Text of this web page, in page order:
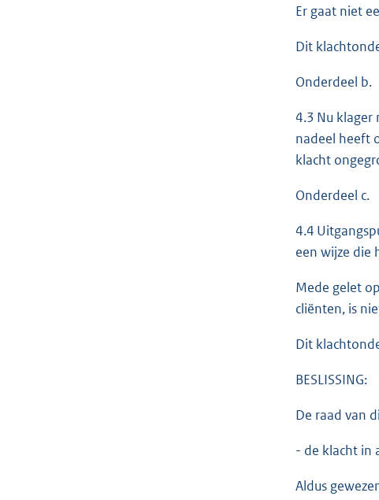
Er gaat niet
Dit
Onderdeel b.
4.3 Nu
nadeel heeft
klacht
Onderdeel c.
4.4
een wijze die
Mede gelet
cliënten, is
Dit
BESLISSING:
De raad van
- de klacht in
Aldus